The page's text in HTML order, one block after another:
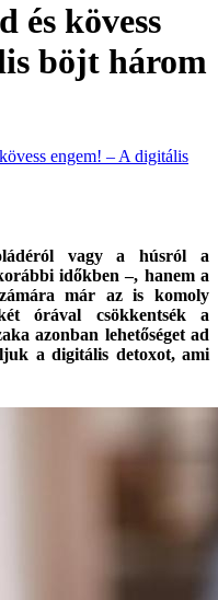
és kövess
böjt három
engem! – A digitális
vagy a húsról a
időkben –, hanem a
már az is komoly
órával csökkentsék a
azonban lehetőséget ad
a digitális detoxot, ami